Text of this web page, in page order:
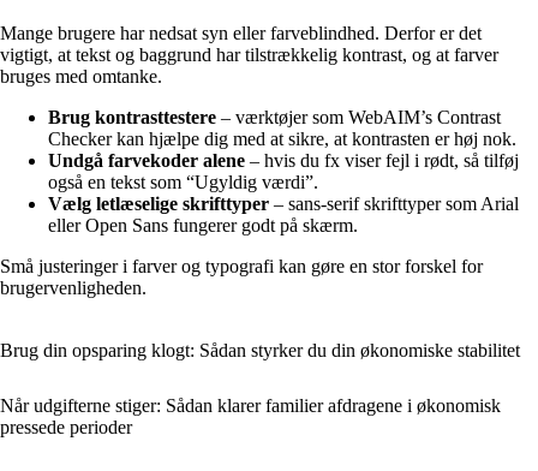
Mange brugere har nedsat syn eller farveblindhed. Derfor er det
vigtigt, at tekst og baggrund har tilstrækkelig kontrast, og at farver
bruges med omtanke.
Brug kontrasttestere – værktøjer som WebAIM’s Contrast
Checker kan hjælpe dig med at sikre, at kontrasten er høj nok.
Undgå farvekoder alene – hvis du fx viser fejl i rødt, så tilføj
også en tekst som “Ugyldig værdi”.
Vælg letlæselige skrifttyper – sans-serif skrifttyper som Arial
eller Open Sans fungerer godt på skærm.
Små justeringer i farver og typografi kan gøre en stor forskel for
brugervenligheden.
Brug din opsparing klogt: Sådan styrker du din økonomiske stabilitet
Når udgifterne stiger: Sådan klarer familier afdragene i økonomisk
pressede perioder